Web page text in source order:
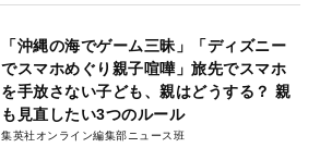
「沖縄の海でゲーム三昧」「ディズニー
でスマホめぐり親子喧嘩」旅先でスマホ
を手放さない子ども、親はどうする？ 親
も見直したい3つのルール
集英社オンライン編集部ニュース班